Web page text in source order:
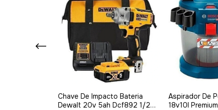
Chave De Impacto Bateria
Dewalt 20v 5ah Dcf892 1/2
Aspirador De
18v10l